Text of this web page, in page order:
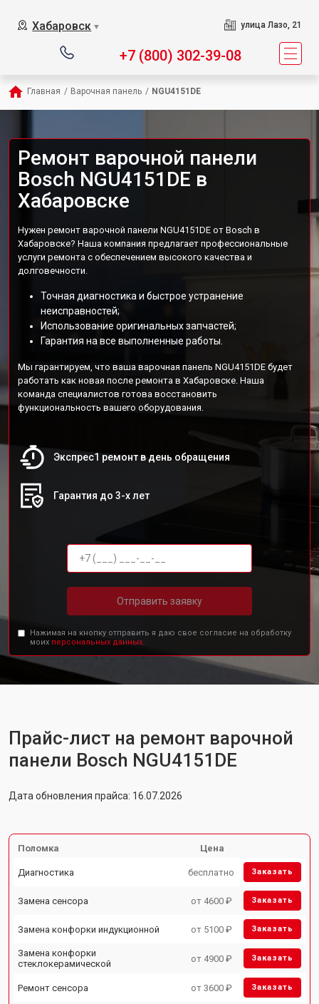
Хабаровск ▼ улица Лазо, 21
+7 (800) 302-39-08
Главная / Варочная панель / NGU4151DE
Ремонт варочной панели
Bosch NGU4151DE в
Хабаровске
Нужен ремонт варочной панели NGU4151DE от Bosch в
Хабаровске? Наша компания предлагает профессиональные
услуги ремонта с обеспечением высокого качества и
долговечности.
Точная диагностика и быстрое устранение
неисправностей;
Использование оригинальных запчастей;
Гарантия на все выполненные работы.
Мы гарантируем, что ваша варочная панель NGU4151DE будет
работать как новая после ремонта в Хабаровске. Наша
команда специалистов готова восстановить
функциональность вашего оборудования.
Экспрес1 ремонт в день обращения
Гарантия до 3-х лет
Отправить заявку
Нажимая на кнопку отправить я даю свое согласие на обработку
моих персональных данных.
Прайс-лист на ремонт варочной
панели Bosch NGU4151DE
Дата обновления прайса: 16.07.2026
Поломка Цена
Диагностика бесплатно Заказать
Замена сенсора от 4600 ₽ Заказать
Замена конфорки индукционной от 5100 ₽ Заказать
Замена конфорки
стеклокерамической
от 4900 ₽ Заказать
Ремонт сенсора от 3600 ₽ Заказать